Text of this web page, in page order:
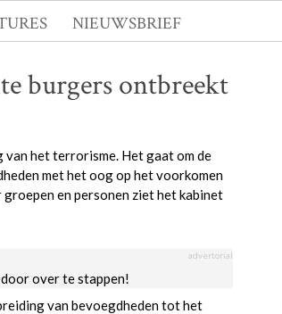
NIEUWSBRIEF
burgers ontbreekt
het terrorisme. Het gaat om de
met het oog op het voorkomen
en personen ziet het kabinet
advertorial
over te stappen!
van bevoegdheden tot het